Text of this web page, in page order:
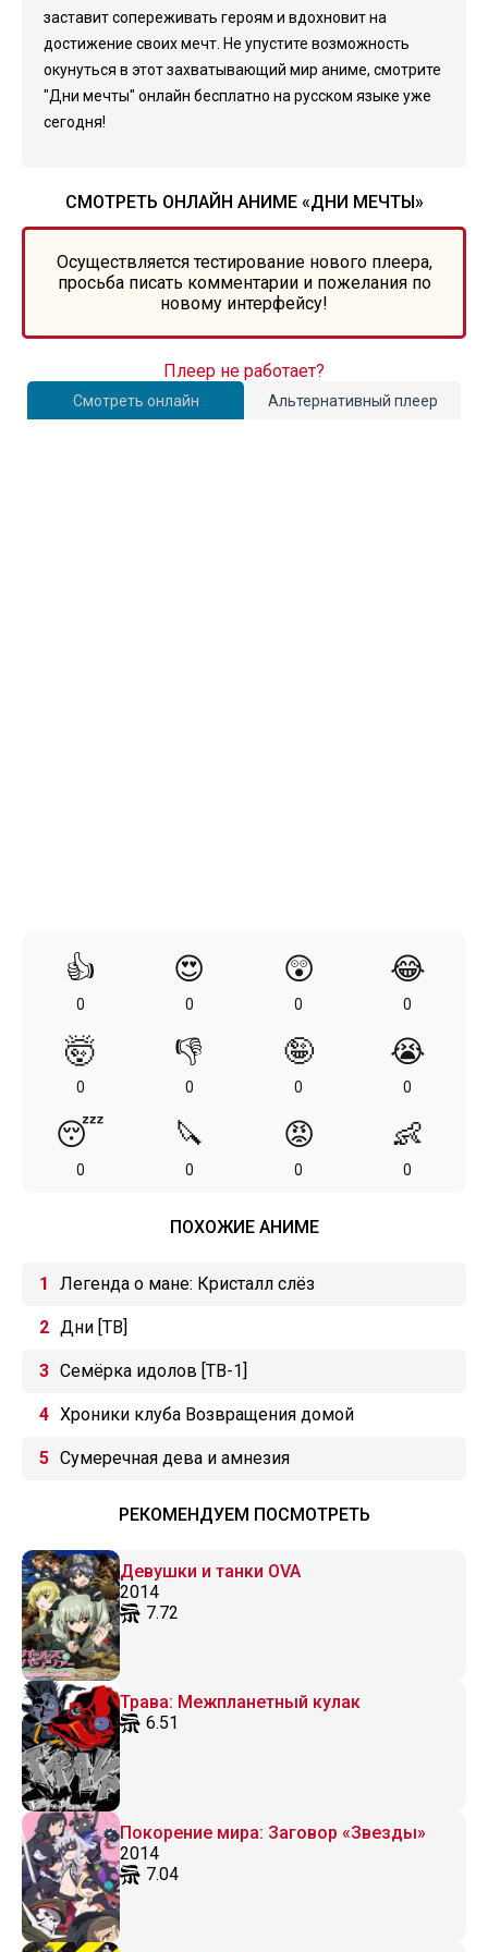
заставит сопереживать героям и вдохновит на
достижение своих мечт. Не упустите возможность
окунуться в этот захватывающий мир аниме, смотрите
"Дни мечты" онлайн бесплатно на русском языке уже
сегодня!
СМОТРЕТЬ ОНЛАЙН АНИМЕ «ДНИ МЕЧТЫ»
Осуществляется тестирование нового плеера,
просьба писать комментарии и пожелания по
новому интерфейсу!
Смотреть онлайн Альтернативный плеер
Плеер не работает?
👍
0
😍
0
😲
0
😂
0
🤯
0
👎
0
🤪
0
😭
0
😴
0
🔪
0
😡
0
👶
0
ПОХОЖИЕ АНИМЕ
Легенда о мане: Кристалл слёз
Дни [ТВ]
Семёрка идолов [ТВ-1]
Хроники клуба Возвращения домой
Сумеречная дева и амнезия
РЕКОМЕНДУЕМ ПОСМОТРЕТЬ
Девушки и танки OVA
2014
7.72
Трава: Межпланетный кулак
6.51
Покорение мира: Заговор «Звезды»
2014
7.04